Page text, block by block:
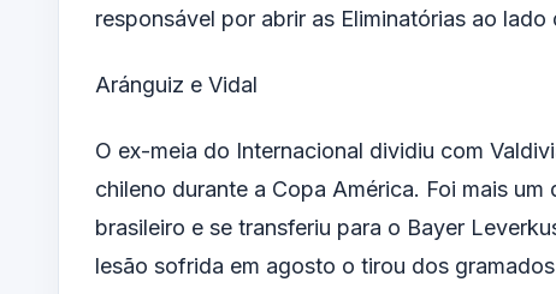
responsável por abrir as Eliminatórias ao lado
Aránguiz e Vidal
O ex-meia do Internacional dividiu com
chileno durante a Copa América. Foi mais
brasileiro e se transferiu para o Bayer
lesão sofrida em agosto o tirou dos